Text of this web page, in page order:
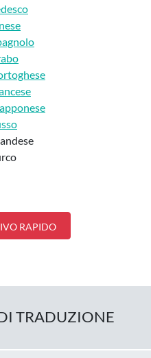
RAPIDO
TRADUZIONE